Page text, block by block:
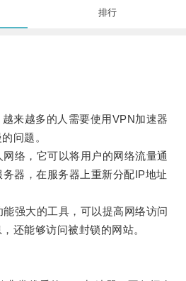
排行
越多的人需要使用VPN加速器
问题。
，它可以将用户的网络流量通
器，在服务器上重新分配IP地址
大的工具，可以提高网络访问
还能够访问被封锁的网站。